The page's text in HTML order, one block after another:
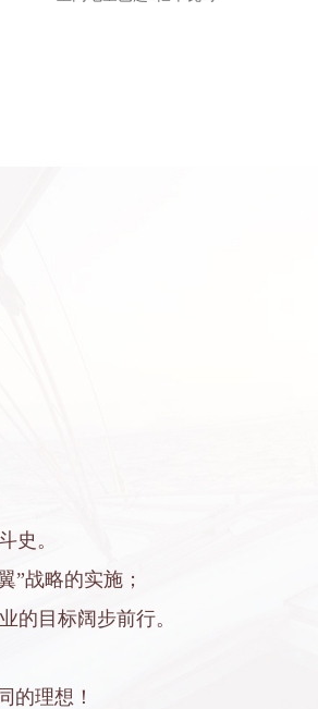
史。
”战略的实施；
的目标阔步前行。
的理想！